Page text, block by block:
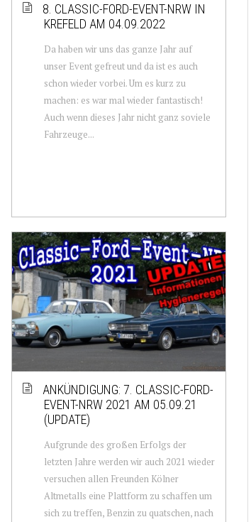
8. CLASSIC-FORD-EVENT-NRW IN
KREFELD AM 04.09.2022
Da haben wir uns das ganze Jahr auf
unser Event gefreut und da ist es auch
schon wieder vorbei. Um es kurz zu
machen: es war mal wieder fantastisch!
Auch wenn dieses Jahr nicht ganz soviele
Fahrzeuge...
ANKÜNDIGUNG: 7. CLASSIC-FORD-
EVENT-NRW 2021 AM 05.09.21
(UPDATE)
Aufgrunde des großen Erfolgs der
letzten Jahre werden wir auch 2021 wieder
versuchen allen Freunden Kölner
Altmetalls eine Plattform zu schaffen um
sich zu treffen, Benzin zu quatschen, nach